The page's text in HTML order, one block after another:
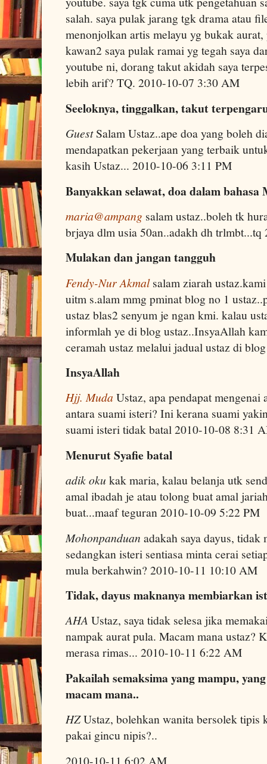
salah. saya pulak jarang tgk drama atau
menonjolkan artis melayu yg bukak
kawan2 saya pulak ramai yg tegah saya
youtube ni, dorang takut akidah saya
lebih arif? TQ. 2010-10-07 3:30 AM
Seeloknya, tinggalkan, takut
GuestSalam Ustaz..ape doa yang boleh
mendapatkan pekerjaan yang terbaik
kasih Ustaz... 2010-10-06 3:11 PM
Banyakkan selawat, doa dalam bahasa
maria@ampang salam ustaz..boleh tk
brjaya dlm usia 50an..adakh dh
Mulakan dan jangan tangguh
Fendy-Nur Akmalsalam ziarah
uitm s.alam mmg pminat blog no 1
ustaz blas2 senyum je ngan kmi. kalau
informlah ye di blog ustaz..InsyaAllah
ceramah ustaz melalui jadual ustaz di
InsyaAllah
Hjj. Muda Ustaz, apa pendapat mengenai
antara suami isteri? Ini kerana suami
suami isteri tidak batal 2010-10-08 8:31
Menurut Syafie batal
adik oku kak maria, kalau belanja utk
amal ibadah je atau tolong buat amal
buat...maaf teguran 2010-10-09 5:22 PM
Mohonpanduan adakah saya dayus,
sedangkan isteri sentiasa minta cerai
mula berkahwin? 2010-10-11 10:10 AM
Tidak, dayus maknanya membiarkan
AHA Ustaz, saya tidak selesa jika
nampak aurat pula. Macam mana ustaz?
merasa rimas... 2010-10-11 6:22 AM
Pakailah semaksima yang mampu,
macam mana..
HZUstaz, bolehkan wanita bersolek tipis
pakai gincu nipis?..
2010-10-11 6:02 AM